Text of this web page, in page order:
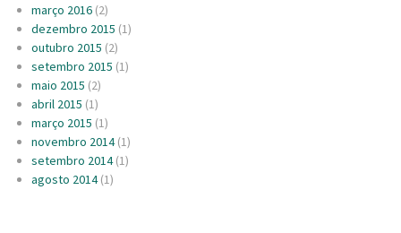
março 2016 (2)
dezembro 2015 (1)
outubro 2015 (2)
setembro 2015 (1)
maio 2015 (2)
abril 2015 (1)
março 2015 (1)
novembro 2014(1)
setembro 2014(1)
agosto 2014(1)